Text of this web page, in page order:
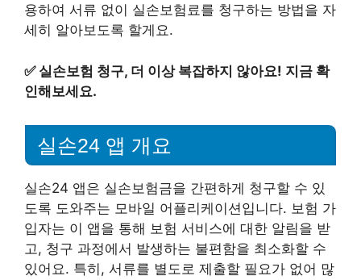
용하여 서류 없이 실손보험료를 청구하는 방법을 자
세히 알아보도록 할게요.
✅ 실손보험 청구, 더 이상 복잡하지 않아요! 지금 확
인해보세요.
실손24 앱 개요
실손24 앱은 실손보험금을 간편하게 청구할 수 있
도록 도와주는 모바일 어플리케이션입니다. 보험 가
입자는 이 앱을 통해 보험 서비스에 대한 알림을 받
고, 청구 과정에서 발생하는 불편함을 최소화할 수
있어요. 특히, 서류를 별도로 제출할 필요가 없어 많